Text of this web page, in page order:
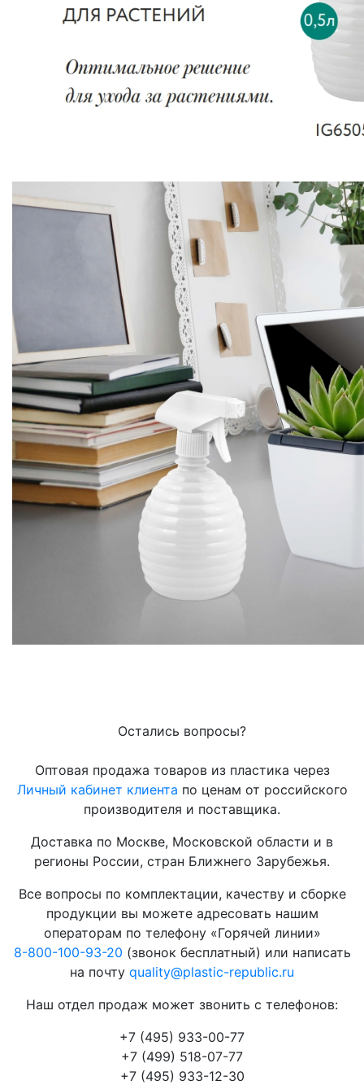
Остались вопросы?
Оптовая продажа товаров из пластика через
Личный кабинет клиента по ценам от российского
производителя и поставщика.
Доставка по Москве, Московской области и в
регионы России, стран Ближнего Зарубежья.
Все вопросы по комплектации, качеству и сборке
продукции вы можете адресовать нашим
операторам по телефону «Горячей линии»
8-800-100-93-20 (звонок бесплатный) или написать
на почту quality@plastic-republic.ru
Наш отдел продаж может звонить с телефонов:
+7 (495) 933-00-77
+7 (499) 518-07-77
+7 (495) 933-12-30